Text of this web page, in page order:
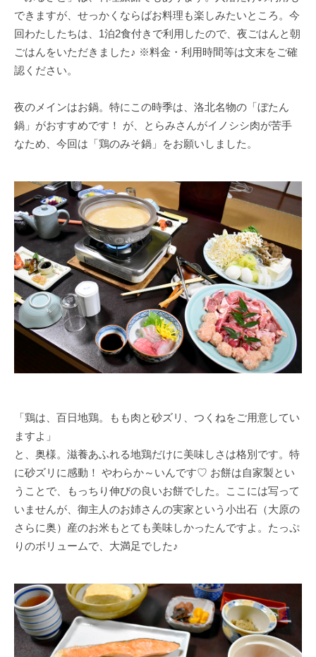
できますが、せっかくならばお料理も楽しみたいところ。今
回わたしたちは、1泊2食付きで利用したので、夜ごはんと朝
ごはんをいただきました♪ ※料金・利用時間等は文末をご確
認ください。
夜のメインはお鍋。特にこの時季は、洛北名物の「ぼたん
鍋」がおすすめです！ が、とらみさんがイノシシ肉が苦手
なため、今回は「鶏のみそ鍋」をお願いしました。
「鶏は、百日地鶏。もも肉と砂ズリ、つくねをご用意してい
ますよ」
と、奥様。滋養あふれる地鶏だけに美味しさは格別です。特
に砂ズリに感動！ やわらか～いんです♡ お餅は自家製とい
うことで、もっちり伸びの良いお餅でした。ここには写って
いませんが、御主人のお姉さんの実家という小出石（大原の
さらに奥）産のお米もとても美味しかったんですよ。たっぷ
りのボリュームで、大満足でした♪